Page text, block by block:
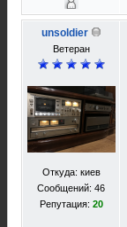
unsoldier
Ветеран
Откуда: киев
Сообщений: 46
Репутация: 20